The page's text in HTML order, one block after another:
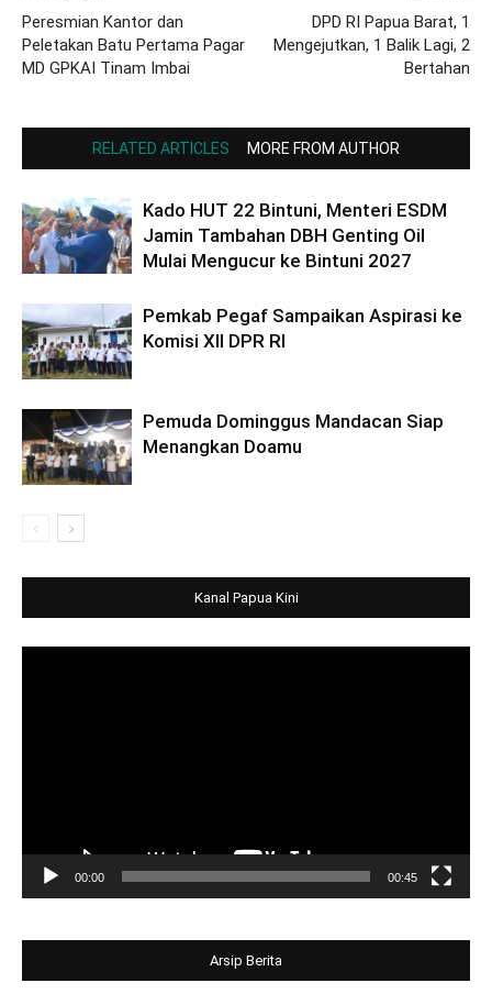
Peresmian Kantor dan
Peletakan Batu Pertama Pagar
MD GPKAI Tinam Imbai
DPD RI Papua Barat, 1
Mengejutkan, 1 Balik Lagi, 2
Bertahan
RELATED ARTICLES MORE FROM AUTHOR
Kado HUT 22 Bintuni, Menteri ESDM
Jamin Tambahan DBH Genting Oil
Mulai Mengucur ke Bintuni 2027
Pemkab Pegaf Sampaikan Aspirasi ke
Komisi XII DPR RI
Pemuda Dominggus Mandacan Siap
Menangkan Doamu
Kanal Papua Kini
00:00 00:45
Arsip Berita